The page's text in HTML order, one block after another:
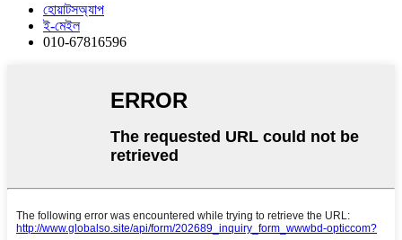
হোয়াটসঅ্যাপ
ই-মেইল
010-67816596